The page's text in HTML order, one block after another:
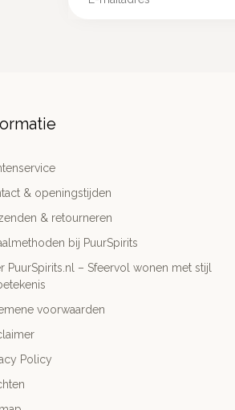
& openingstijden
& retourneren
bij PuurSpirits
PuurSpirits.nl – Sfeervol wonen met stijl
voorwaarden
Policy